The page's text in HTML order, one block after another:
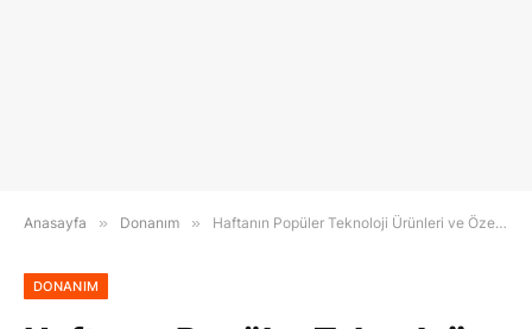
Anasayfa » Donanım » Haftanın Popüler Teknoloji Ürünleri ve Özellikleri
DONANIM